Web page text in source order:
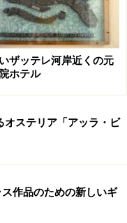
名な街。カーニバル
ですが、その仮装に
ネチアには、15世紀
「仮面職人」という
伝統的な工芸なので
飾を施して作る仮面
プルな物から、ベル
豪華な物、カラフル
プがありますが、ど
ザッテレ河岸近くの元
ホテル
オステリア「アッラ・ビ
作品のための新しいギ